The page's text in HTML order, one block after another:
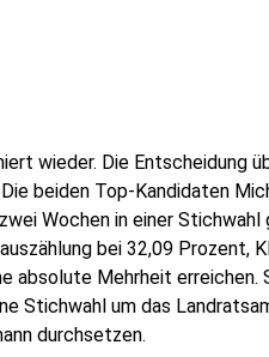
wieder. Die Entscheidung
beiden Top-Kandidaten
Wochen in einer
bei 32,09 Prozent,
absolute Mehrheit
Stichwahl um das
durchsetzen.